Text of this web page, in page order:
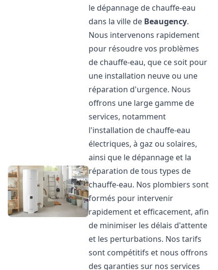
le dépannage de chauffe-eau
dans la ville de Beaugency.
Nous intervenons rapidement
pour résoudre vos problèmes
de chauffe-eau, que ce soit pour
une installation neuve ou une
réparation d'urgence. Nous
offrons une large gamme de
services, notamment
l'installation de chauffe-eau
électriques, à gaz ou solaires,
ainsi que le dépannage et la
réparation de tous types de
chauffe-eau. Nos plombiers sont
formés pour intervenir
rapidement et efficacement, afin
de minimiser les délais d'attente
et les perturbations. Nos tarifs
sont compétitifs et nous offrons
des garanties sur nos services